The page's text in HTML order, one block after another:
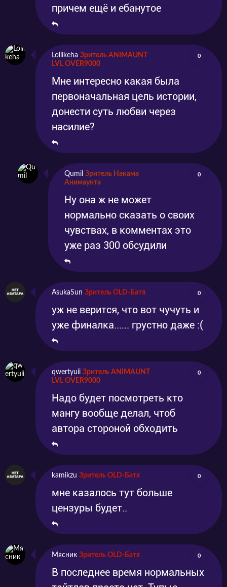
причем ещё и ебанутое
Lollikeha Зритель ANIMAUNT
LVL OVER9000
0
Мне интересно какая была
первоначальная цель истории,
донести суть любви через
насилие?
Qumil Зритель Накама
Анимаунта
0
Ну она ж не может
нормально сказать о своих
чувствах, в комментах это
уже раз 300 обсудили
AsukaSun Зритель OLD-Батя 0
уж не верится, что вот чучуть и
уже финалка...... грустно даже :(
qwertyuii Зритель ANIMAUNT
LVL OVER9000
0
Надо будет посмотреть кто
мангу вообще делал, чтоб
автора стороной обходить
kamikzu Зритель OLD-Батя 0
мне казалось тут больше
цензуры будет..
Мясник Зритель OLD-Батя 0
В последнее время нормальных